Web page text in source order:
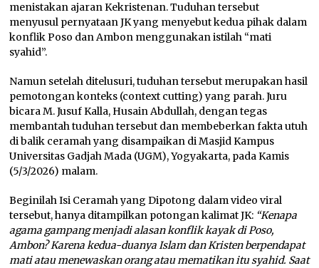
menistakan ajaran Kekristenan. Tuduhan tersebut
menyusul pernyataan JK yang menyebut kedua pihak dalam
konflik Poso dan Ambon menggunakan istilah “mati
syahid”.
Namun setelah ditelusuri, tuduhan tersebut merupakan hasil
pemotongan konteks (context cutting) yang parah. Juru
bicara M. Jusuf Kalla, Husain Abdullah, dengan tegas
membantah tuduhan tersebut dan membeberkan fakta utuh
di balik ceramah yang disampaikan di Masjid Kampus
Universitas Gadjah Mada (UGM), Yogyakarta, pada Kamis
(5/3/2026) malam.
Beginilah Isi Ceramah yang Dipotong dalam video viral
tersebut, hanya ditampilkan potongan kalimat JK: “Kenapa
agama gampang menjadi alasan konflik kayak di Poso,
Ambon? Karena kedua-duanya Islam dan Kristen berpendapat
mati atau menewaskan orang atau mematikan itu syahid. Saat